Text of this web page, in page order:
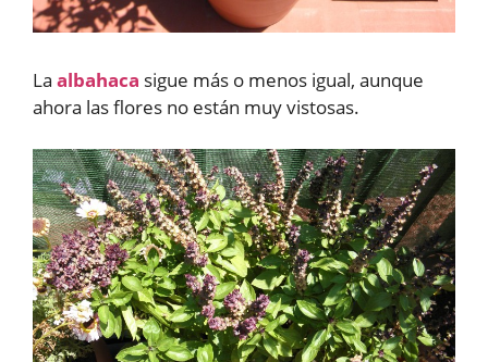
La albahaca sigue más o menos igual, aunque
ahora las flores no están muy vistosas.